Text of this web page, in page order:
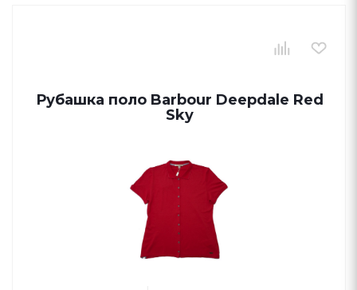
Рубашка поло Barbour Deepdale Red
Sky